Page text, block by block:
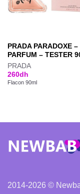
PRADA PARADOXE
PARFUM – TESTER
PRADA
260dh
Flacon 90ml
2014-2026 ©